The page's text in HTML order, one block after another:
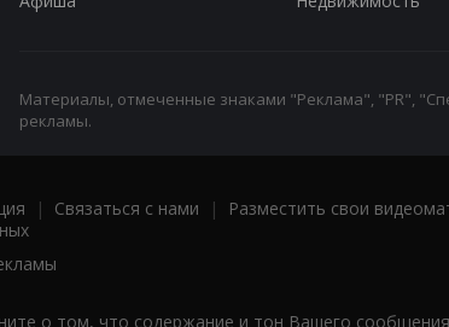
Материалы, отмеченные знаками "Реклама", "PR",
рекламы.
| Связаться с нами | Разместить свои
о том, что содержание и тон Вашего